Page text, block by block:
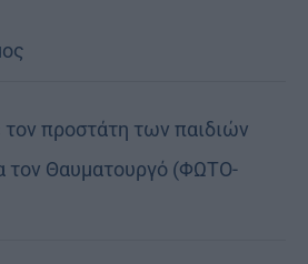
τον προστάτη των παιδιών
τον Θαυματουργό (ΦΩΤΟ-